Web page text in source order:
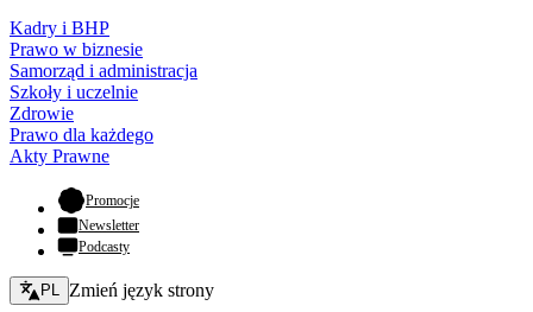
Kadry i BHP
Prawo w biznesie
Samorząd i administracja
Szkoły i uczelnie
Zdrowie
Prawo dla każdego
Akty Prawne
Promocje- otwiera się w nowej karcie
Newsletter
Podcasty
Zmień język - bieżący:
PL Zmień język strony